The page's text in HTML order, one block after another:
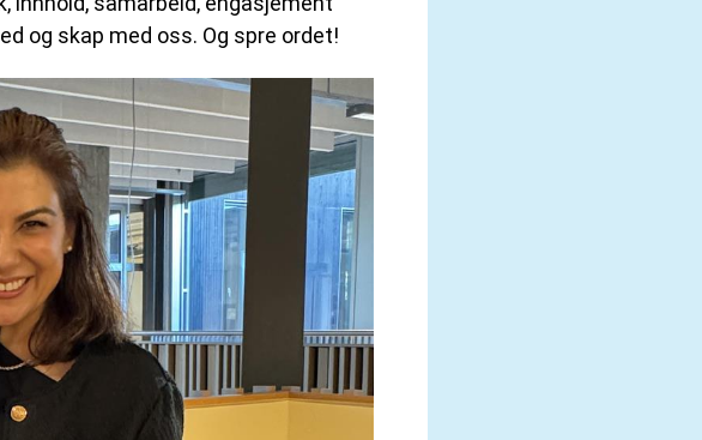
og skap med oss. Og spre ordet!